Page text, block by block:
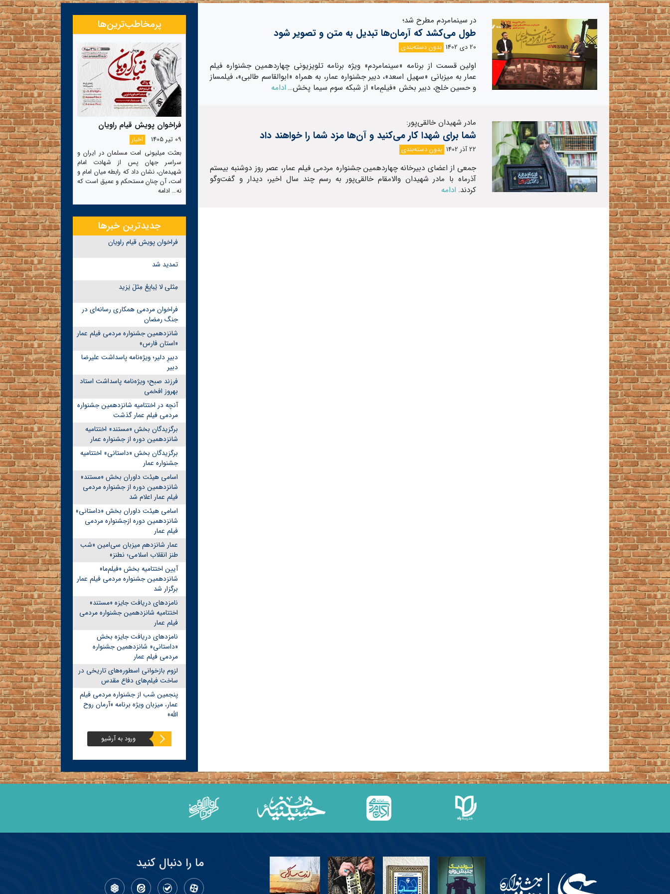
در سینما‌مردم مطرح شد؛
طول می‌کشد که آرمان‌ها تبدیل به متن و تصویر شود
20 دی 1402 بدون دسته‌بندی
اولین قسمت از برنامه «سینمامردم» ویژه برنامه تلویزیونی چهاردهمین جشنواره فیلم
عمار به میزبانی «سهیل اسعد»، دبیر جشنواره عمار، به همراه «ابوالقاسم طالبی»، فیلمساز
و حسین خلج، دبیر بخش «فیلم‌ِما» از شبکه سوم سیما پخش… ادامه
مادر شهیدان خالقی‌پور:
شما برای شهدا کار می‌کنید و آن‌ها مزد شما را خواهند ‌داد
22 آذر 1402 بدون دسته‌بندی
جمعی از اعضای دبیرخانه چهاردهمین جشنواره مردمی فیلم عمار، عصر روز دوشنبه بیستم
آذرماه با مادر شهیدان والامقام خالقی‌پور به رسم چند سال اخیر، دیدار و گفت‌و‌گو
کردند. ادامه
پرمخاطب‌ترین‌ها
فراخوان پویش قیام راویان
09 تیر 1405
اخبار
بعثت میلیونی امت مسلمان در ایران و
سراسر جهان پس از شهادت امام
شهیدمان، نشان داد که رابطه میان امام و
امت، آن چنان مستحکم و عمیق است که
نه… ادامه
جدیدترین خبرها
فراخوان پویش قیام راویان
تمدید شد
مِثلی لا یُبایِعُ مِثلَ یَزید
فراخوان مردمی همکاری رسانه‌ای در
جنگ رمضان
شانزدهمین جشنواره مردمی فیلم عمار
«استان فارس»
دبیرِ دلیر؛ ویژه‌نامه پاسداشت علیرضا
دبیر
فرزند صبح؛ ویژه‌نامه پاسداشت استاد
بهروز افخمی
آنچه در اختتامیه شانزدهمین جشنواره
مردمی فیلم عمار گذشت
برگزیدگان بخش «مستند» اختتامیه
شانزدهمین دوره از جشنواره عمار
برگزیدگان بخش «داستانی» اختتامیه
جشنواره عمار
اسامی هیئت داوران بخش «مستند»
شانزدهمین دوره از جشنواره مردمی
فیلم عمار اعلام شد
اسامی هیئت داوران بخش «داستانی»
شانزدهمین دوره ازجشنواره مردمی
فیلم عمار
عمار شانزدهم میزبان سی‌امین «شب
طنز انقلاب اسلامی؛ نطنز»
آیین اختتامیه بخش «فیلم‌ما»
شانزدهمین جشنواره مردمی فیلم عمار
برگزار شد
نامزدهای دریافت جایزه «مستند»
اختتامیه شانزدهمین جشنواره مردمی
فیلم عمار
نامزدهای دریافت جایزه بخش
«داستانی» شانزدهمین جشنواره
مردمی فیلم عمار
لزوم بازخوانی اسطوره‌های تاریخی در
ساخت فیلم‌های دفاع مقدس
پنجمین شب از جشنواره مردمی فیلم
عمار، میزبان ویژه برنامه «آرمان روح
الله»
ورود به آرشیو
ما را دنبال کنید